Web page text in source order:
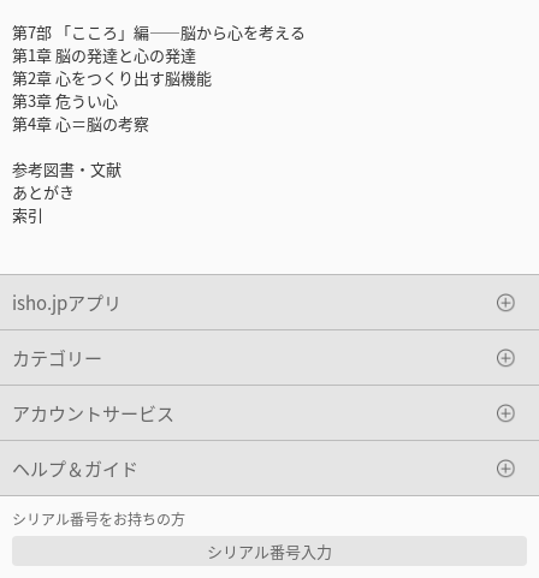
第7部 「こころ」編――脳から心を考える
第1章 脳の発達と心の発達
第2章 心をつくり出す脳機能
第3章 危うい心
第4章 心＝脳の考察
参考図書・文献
あとがき
索引
isho.jpアプリ
カテゴリー
アカウントサービス
ヘルプ＆ガイド
シリアル番号をお持ちの方
シリアル番号入力